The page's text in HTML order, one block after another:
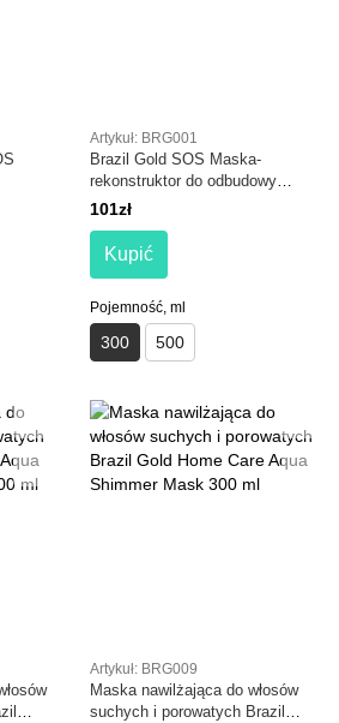
Artykuł: BRG001
Brazil Gold SOS Maska-
rekonstruktor do odbudowy
włosów 300 ml
101zł
Kupić
Pojemność, ml
300 500
Artykuł: BRG009
Maska nawilżająca do włosów
suchych i porowatych Brazil